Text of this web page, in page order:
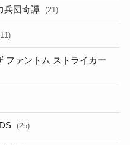
兵団奇譚 (21)
ファントム ストライカー
(25)